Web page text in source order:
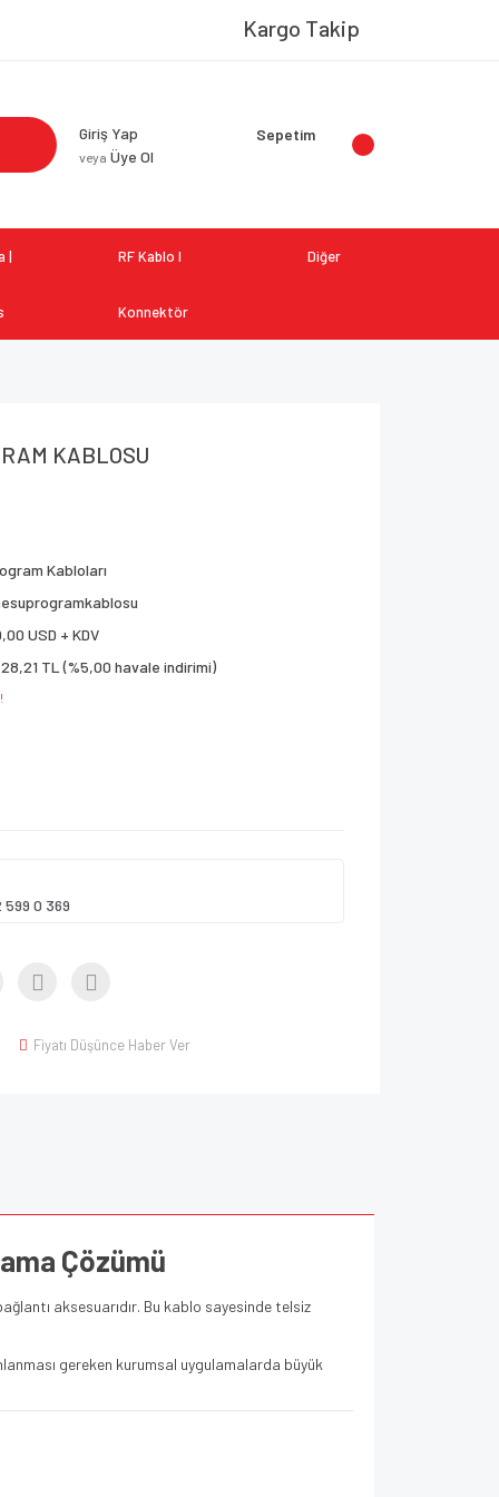
Kargo Takip
Giriş Yap
veya Üye Ol
Sepetim
| RF Kablo I
Konnektör
Diğer
KABLOSU
Kabloları
USD + KDV
TL (%5,00 havale indirimi)
0 369
Fiyatı Düşünce Haber Ver
Çözümü
aksesuarıdır. Bu kablo sayesinde telsiz
gereken kurumsal uygulamalarda büyük